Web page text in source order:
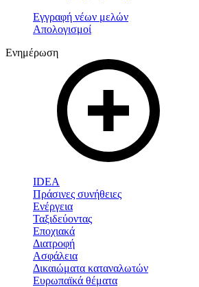
Εγγραφή νέων μελών
Απολογισμοί
Ενημέρωση
IDEA
Πράσινες συνήθειες
Ενέργεια
Ταξιδεύοντας
Εποχιακά
Διατροφή
Ασφάλεια
Δικαιώματα καταναλωτών
Ευρωπαϊκά θέματα